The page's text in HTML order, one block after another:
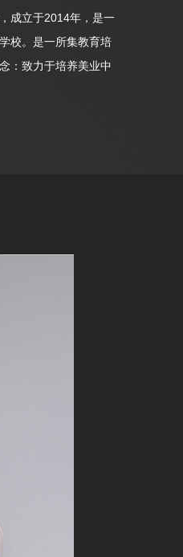
成立于2014年，是一
校。是一所集教育培
：致力于培养美业中